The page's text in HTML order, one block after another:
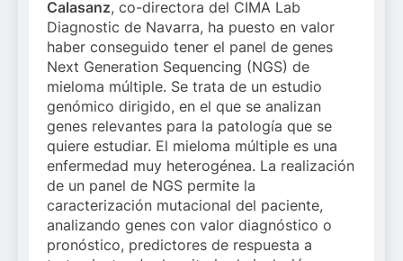
Calasanz, co-directora del CIMA Lab
Diagnostic de Navarra, ha puesto en valor
haber conseguido tener el panel de genes
Next Generation Sequencing (NGS) de
mieloma múltiple. Se trata de un estudio
genómico dirigido, en el que se analizan
genes relevantes para la patología que se
quiere estudiar. El mieloma múltiple es una
enfermedad muy heterogénea. La realización
de un panel de NGS permite la
caracterización mutacional del paciente,
analizando genes con valor diagnóstico o
pronóstico, predictores de respuesta a